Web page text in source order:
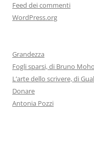
Feed dei commenti
WordPress.org
Grandezza
Fogli sparsi, di Bruno
L’arte dello scrivere, di
Donare
Antonia Pozzi